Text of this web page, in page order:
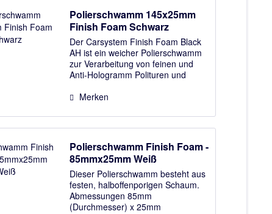
Polierschwamm 145x25mm
Finish Foam Schwarz
Der Carsystem Finish Foam Black
AH ist ein weicher Polierschwamm
zur Verarbeitung von feinen und
Anti-Hologramm Polituren und
Finish Foam Schwarz
Merken
Polierschwamm Finish Foam -
85mmx25mm Weiß
Dieser Polierschwamm besteht aus
festen, halboffenporigen Schaum.
Abmessungen 85mm
(Durchmesser) x 25mm